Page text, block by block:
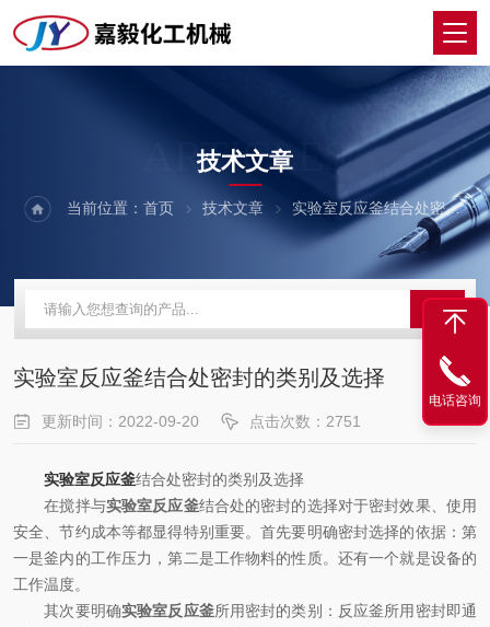
ARTICLES
技术文章
当前位置：首页 技术文章 实验室反应釜结合处密封的类别及选择
实验室反应釜结合处密封的类别及选择
更新时间：2022-09-20 点击次数：2751
实验室反应釜结合处密封的类别及选择
在搅拌与实验室反应釜结合处的密封的选择对于密封效果、使用
安全、节约成本等都显得特别重要。首先要明确密封选择的依据：第
一是釜内的工作压力，第二是工作物料的性质。还有一个就是设备的
工作温度。
其次要明确实验室反应釜所用密封的类别：反应釜所用密封即通
电话咨询